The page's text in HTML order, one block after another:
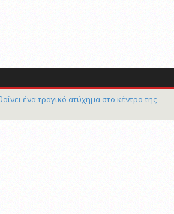
ένα τραγικό ατύχημα στο κέντρο της